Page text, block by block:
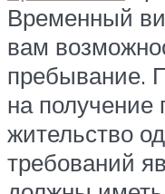
Временный
вам
пребывание.
на получение
жительство
требований